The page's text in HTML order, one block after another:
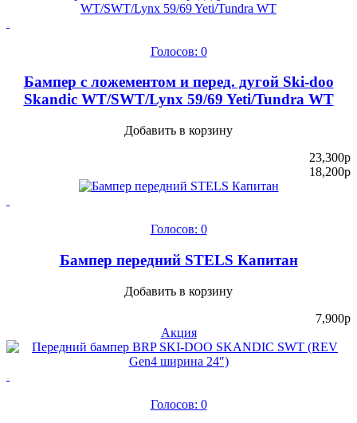
Голосов: 0
Бампер с ложементом и перед. дугой Ski-doo
Skandic WT/SWT/Lynx 59/69 Yeti/Tundra WT
Добавить в корзину
23,300p
18,200p
Голосов: 0
Бампер передний STELS Капитан
Добавить в корзину
7,900p
Акция
Голосов: 0